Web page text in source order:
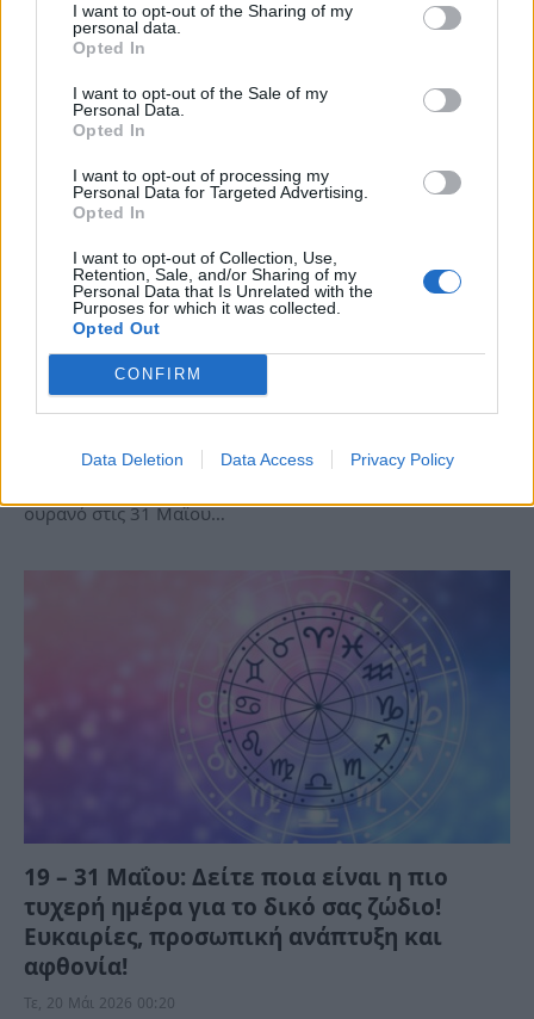
I want to opt-out of the Sharing of my
personal data.
Opted In
I want to opt-out of the Sale of my
Personal Data.
Opted In
I want to opt-out of processing my
Personal Data for Targeted Advertising.
Opted In
I want to opt-out of Collection, Use,
Retention, Sale, and/or Sharing of my
Personal Data that Is Unrelated with the
Purposes for which it was collected.
Opted Out
CONFIRM
Data Deletion Data Access Privacy Policy
Blue Moon: Τα 3 ζώδια που επηρεάζονται
περισσότερο από τη δεύτερη πανσέληνο
του Μαΐου
ουρανό στις 31 Μαΐου…
19 – 31 Μαΐου: Δείτε ποια είναι η πιο
τυχερή ημέρα για το δικό σας ζώδιο!
Ευκαιρίες, προσωπική ανάπτυξη και
αφθονία!
Τε, 20 Μάι 2026 00:20